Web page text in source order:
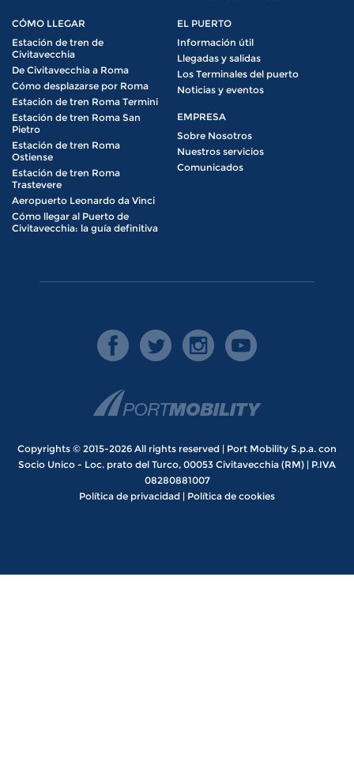
CÓMO LLEGAR
Estación de tren de
Civitavecchia
De Civitavecchia a Roma
Cómo desplazarse por Roma
Estación de tren Roma Termini
Estación de tren Roma San
Pietro
Estación de tren Roma
Ostiense
Estación de tren Roma
Trastevere
Aeropuerto Leonardo da Vinci
Cómo llegar al Puerto de
Civitavecchia: la guía definitiva
EL PUERTO
Información útil
Llegadas y salidas
Los Terminales del puerto
Noticias y eventos
EMPRESA
Sobre Nosotros
Nuestros servicios
Comunicados
Copyrights © 2015-2026 All rights reserved | Port Mobility S.p.a. con
Socio Unico - Loc. prato del Turco, 00053 Civitavecchia (RM) | P.IVA
08280881007
Política de privacidad | Política de cookies